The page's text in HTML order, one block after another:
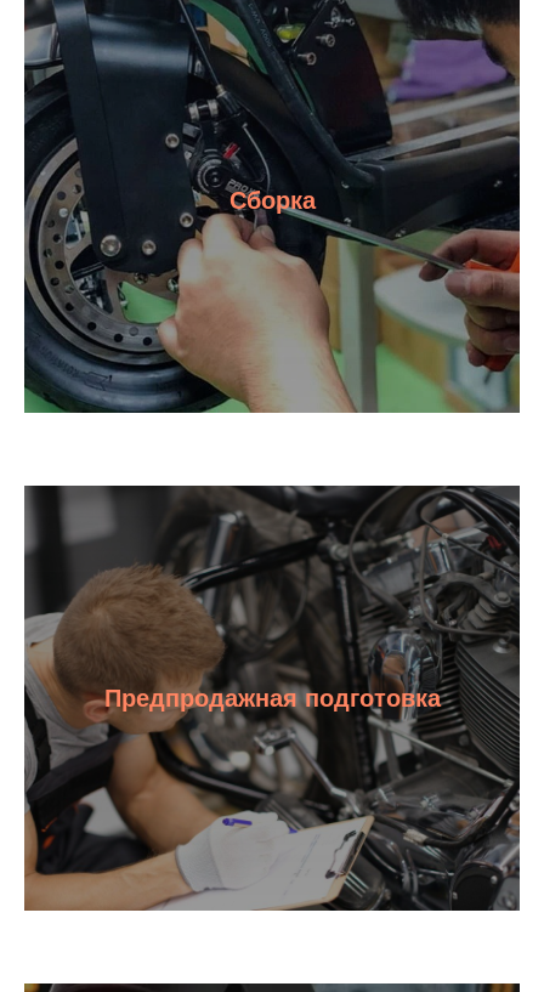
Сборка
Предпродажная подготовка